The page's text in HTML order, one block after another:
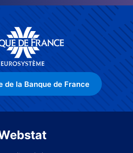
de la Banque de France